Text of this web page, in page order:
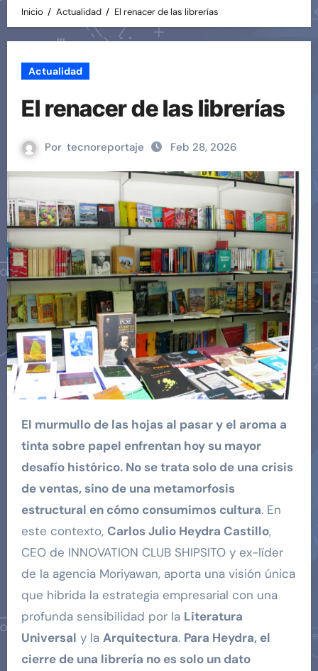
Inicio Actualidad El renacer de las librerías
Actualidad
El renacer de las librerías
Por tecnoreportaje Feb 28, 2026
El murmullo de las hojas al pasar y el aroma a
tinta sobre papel enfrentan hoy su mayor
desafío histórico. No se trata solo de una crisis
de ventas, sino de una metamorfosis
estructural en cómo consumimos cultura. En
este contexto, Carlos Julio Heydra Castillo,
CEO de INNOVATION CLUB SHIPSITO y ex-líder
de la agencia Moriyawan, aporta una visión única
que hibrida la estrategia empresarial con una
profunda sensibilidad por la Literatura
Universal y la Arquitectura. Para Heydra, el
cierre de una librería no es solo un dato